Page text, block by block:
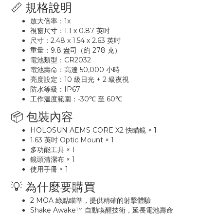
📏 規格說明
放大倍率：1x
視窗尺寸：1.1 x 0.87 英吋
尺寸：2.48 x 1.54 x 2.63 英吋
重量：9.8 盎司（約 278 克）
電池類型：CR2032
電池壽命：高達 50,000 小時
亮度設定：10 級日光 + 2 級夜視
防水等級：IP67
工作溫度範圍：-30℃ 至 60℃
📦 包裝內容
HOLOSUN AEMS CORE X2 快瞄鏡 × 1
1.63 英吋 Optic Mount × 1
多功能工具 × 1
鏡頭清潔布 × 1
使用手冊 × 1
💡 為什麼要購買
2 MOA 綠點瞄準，提供精確的射擊體驗
Shake Awake™ 自動喚醒技術，延長電池壽命